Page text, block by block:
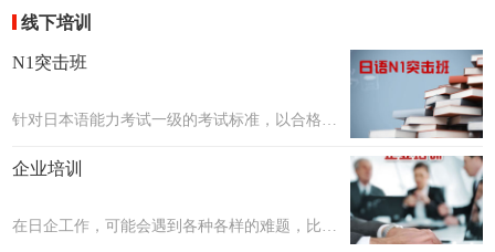
线下培训
N1突击班
针对日本语能力考试一级的考试标准，以合格考
核为目标，共设置20个课时~40个课时，每个课
定。
企业培训
在日企工作，可能会遇到各种各样的难题，比如